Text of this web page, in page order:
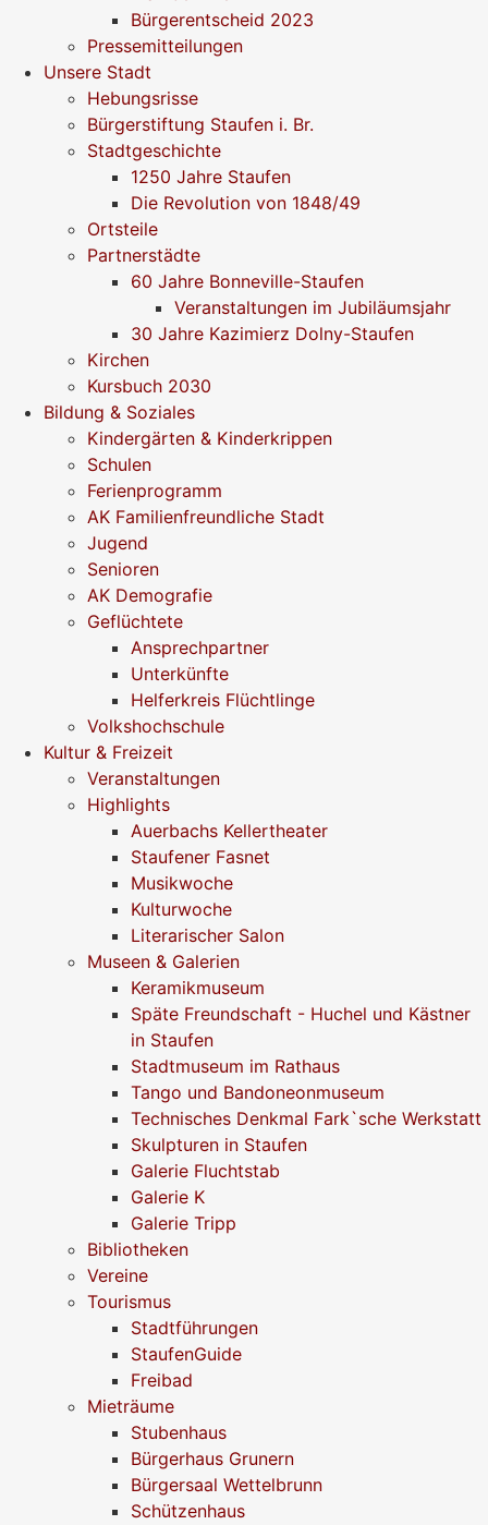
Bürgerentscheid 2023
Pressemitteilungen
Unsere Stadt
Hebungsrisse
Bürgerstiftung Staufen i. Br.
Stadtgeschichte
1250 Jahre Staufen
Die Revolution von 1848/49
Ortsteile
Partnerstädte
60 Jahre Bonneville-Staufen
Veranstaltungen im Jubiläumsjahr
30 Jahre Kazimierz Dolny-Staufen
Kirchen
Kursbuch 2030
Bildung & Soziales
Kindergärten & Kinderkrippen
Schulen
Ferienprogramm
AK Familienfreundliche Stadt
Jugend
Senioren
AK Demografie
Geflüchtete
Ansprechpartner
Unterkünfte
Helferkreis Flüchtlinge
Volkshochschule
Kultur & Freizeit
Veranstaltungen
Highlights
Auerbachs Kellertheater
Staufener Fasnet
Musikwoche
Kulturwoche
Literarischer Salon
Museen & Galerien
Keramikmuseum
Späte Freundschaft - Huchel und Kästner
in Staufen
Stadtmuseum im Rathaus
Tango und Bandoneonmuseum
Technisches Denkmal Fark`sche Werkstatt
Skulpturen in Staufen
Galerie Fluchtstab
Galerie K
Galerie Tripp
Bibliotheken
Vereine
Tourismus
Stadtführungen
StaufenGuide
Freibad
Mieträume
Stubenhaus
Bürgerhaus Grunern
Bürgersaal Wettelbrunn
Schützenhaus